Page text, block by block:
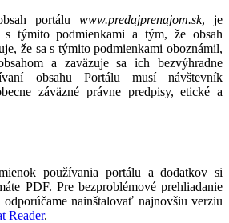
portálu www.predajprenajom.sk, je
týmito podmienkami a tým, že obsah
že sa s týmito podmienkami oboznámil,
a zaväzuje sa ich bezvýhradne
obsahu Portálu musí návštevník
záväzné právne predpisy, etické a
používania portálu a dodatkov si
PDF. Pre bezproblémové prehliadanie
nainštalovať najnovšiu verziu
Reader.